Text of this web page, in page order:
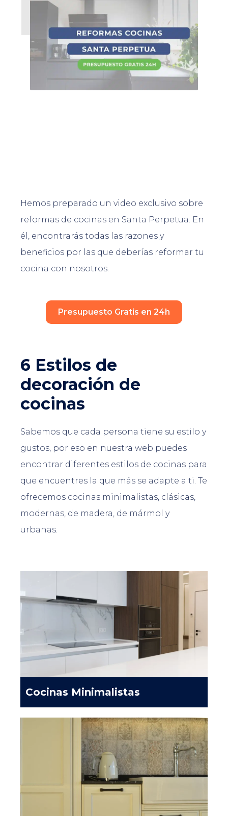
Hemos preparado un video exclusivo sobre
reformas de cocinas en Santa Perpetua. En
él, encontrarás todas las razones y
beneficios por las que deberías reformar tu
cocina con nosotros.
Presupuesto Gratis en 24h
6 Estilos de
decoración de
cocinas
Sabemos que cada persona tiene su estilo y
gustos, por eso en nuestra web puedes
encontrar diferentes estilos de cocinas para
que encuentres la que más se adapte a ti. Te
ofrecemos cocinas minimalistas, clásicas,
modernas, de madera, de mármol y
urbanas.
Cocinas Minimalistas